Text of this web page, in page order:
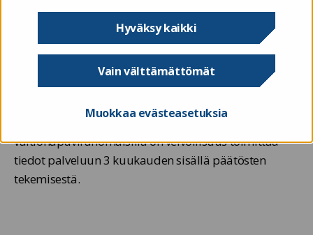
Hyväksy kaikki
Vain välttämättömät
Muokkaa evästeasetuksia
Niillä tuetaan yhteiskunnallisesti tarpeelliseksi
katsottavaa toimintaa tai hanketta.
Valtionapuviranomaisia koskee lakisääteinentietojen
toimittamisvelvoite
. He toimittavat Valtiokonttorin
järjestelmään vähimmäistiedot
päätöksistä. Tiedot kertyvät palveluun vähitellen, sillä
valtionapuviranomaisilla on velvollisuus toimittaa
tiedot palveluun 3 kuukauden sisällä päätösten
tekemisestä.